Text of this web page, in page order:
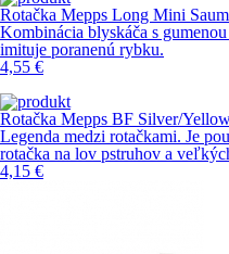
Rotačka Mepps Long Mini
Kombinácia blyskáča s
imituje poranenú rybku.
4,55 €
Rotačka Mepps BF Silver/
Legenda medzi rotačkami. Je
rotačka na lov pstruhov a
4,15 €